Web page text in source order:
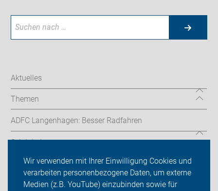
Wir verwenden mit Ihrer Einwilligung Cookies und
verarbeiten personenbezogene Daten, um externe
Medien (z.B. YouTube) einzubinden sowie für
Aktuelles
Themen
ADFC Langenhagen: Besser Radfahren
Sei dabei
Presse
Login